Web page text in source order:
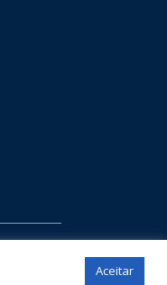
Aceitar